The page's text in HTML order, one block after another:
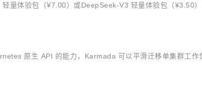
量体验包（¥7.00）或DeepSeek-V3 轻量体验包（¥3.50
原生 API 的能力，Karmada 可以平滑迁移单集群工作